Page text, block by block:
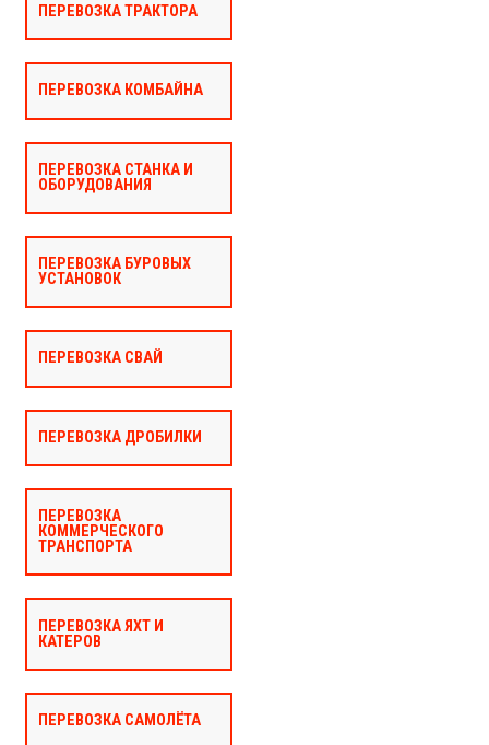
ПЕРЕВОЗКА ТРАКТОРА
ПЕРЕВОЗКА КОМБАЙНА
ПЕРЕВОЗКА СТАНКА И
ОБОРУДОВАНИЯ
ПЕРЕВОЗКА БУРОВЫХ
УСТАНОВОК
ПЕРЕВОЗКА СВАЙ
ПЕРЕВОЗКА ДРОБИЛКИ
ПЕРЕВОЗКА
КОММЕРЧЕСКОГО
ТРАНСПОРТА
ПЕРЕВОЗКА ЯХТ И
КАТЕРОВ
ПЕРЕВОЗКА САМОЛЁТА